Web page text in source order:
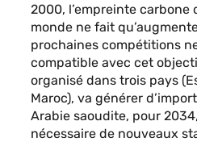
2000, l’empreinte
monde ne fait
prochaines compétitions
compatible avec cet
organisé dans trois pays
Maroc), va générer
Arabie saoudite, pour
nécessaire de nouveaux